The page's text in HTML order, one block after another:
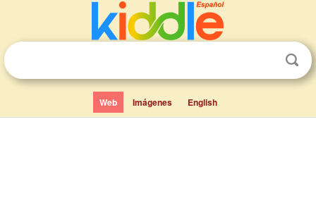
Web Imágenes English